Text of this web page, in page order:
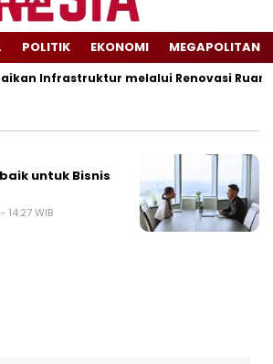
POLITIK EKONOMI MEGAPOLITAN
Infrastruktur melalui Renovasi Ruang
untuk Bisnis
WIB